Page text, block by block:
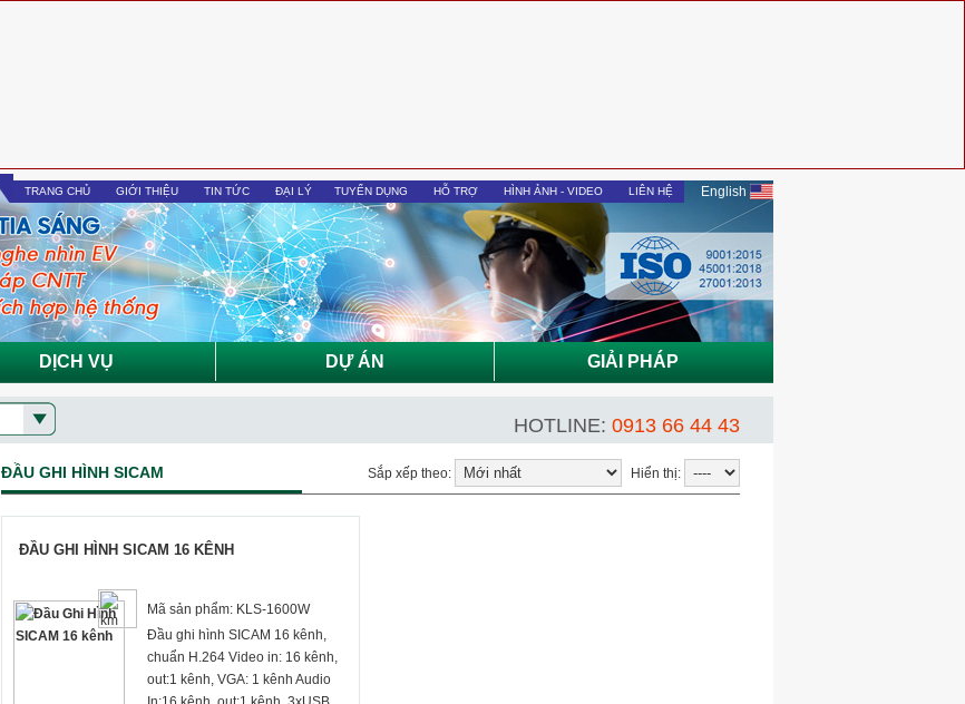
TRANG CHỦ GIỚI THIỆU TIN TỨC ĐẠI LÝ TUYỂN DỤNG HỖ TRỢ HÌNH ẢNH - VIDEO LIÊN HỆ English
DỊCH VỤ DỰ ÁN GIẢI PHÁP
HOTLINE: 0913 66 44 43
ĐẦU GHI HÌNH SICAM Sắp xếp theo: Hiển thị:
ĐẦU GHI HÌNH SICAM 16 KÊNH
Mã sản phẩm: KLS-1600W
Đầu ghi hình SICAM 16 kênh,
chuẩn H.264 Video in: 16 kênh,
out:1 kênh, VGA: 1 kênh Audio